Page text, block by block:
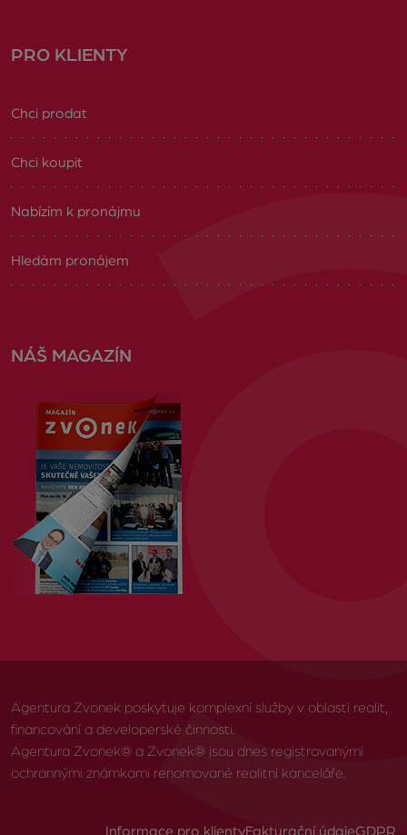
PRO KLIENTY
Chci prodat
Chci koupit
Nabízím k pronájmu
Hledám pronájem
NÁŠ MAGAZÍN
Agentura Zvonek poskytuje komplexní služby v oblasti realit,
financování a developerské činnosti.
Agentura Zvonek® a Zvonek® jsou dnes registrovanými
ochrannými známkami renomované realitní kanceláře.
Informace pro klientyFakturační údajeGDPR